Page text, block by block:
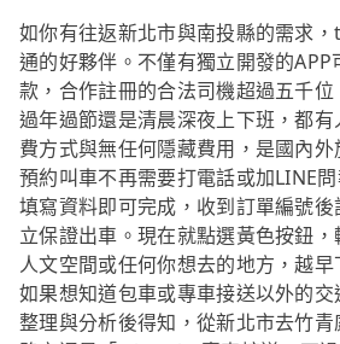
如你有往返新北市與南投縣的需求
通的好夥伴。不僅有獨立開發的
款，合作註冊的合法司機超過五千
過年過節還是清晨深夜上下班，都
費方式與無任何隱藏費用，是國內
預約叫車不再需要打電話或加LINE
填寫資料即可完成，收到訂單編號
立保證出車。現在就點選黃色按鈕
人文空間或任何你想去的地方，越早
如果想知道包車或專車接送以外的
整理與分析後得知，從新北市去竹